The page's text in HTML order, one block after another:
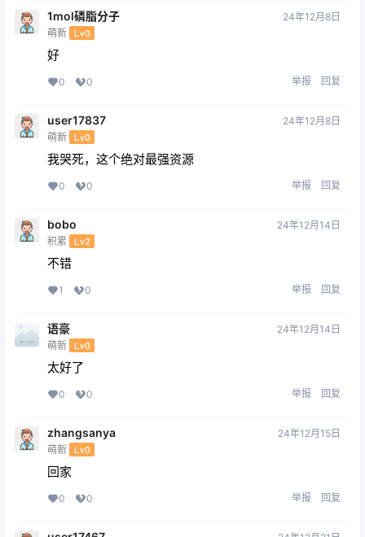
1mol磷脂分子
萌新 Lv0
24年12月8日
好
0 0 举报 回复
user17837
萌新 Lv0
24年12月8日
我哭死，这个绝对最强资源
0 0 举报 回复
bobo
积累 Lv2
24年12月14日
不错
1 0 举报 回复
语豪
萌新 Lv0
24年12月14日
太好了
0 0 举报 回复
zhangsanya
萌新 Lv0
24年12月15日
回家
0 0 举报 回复